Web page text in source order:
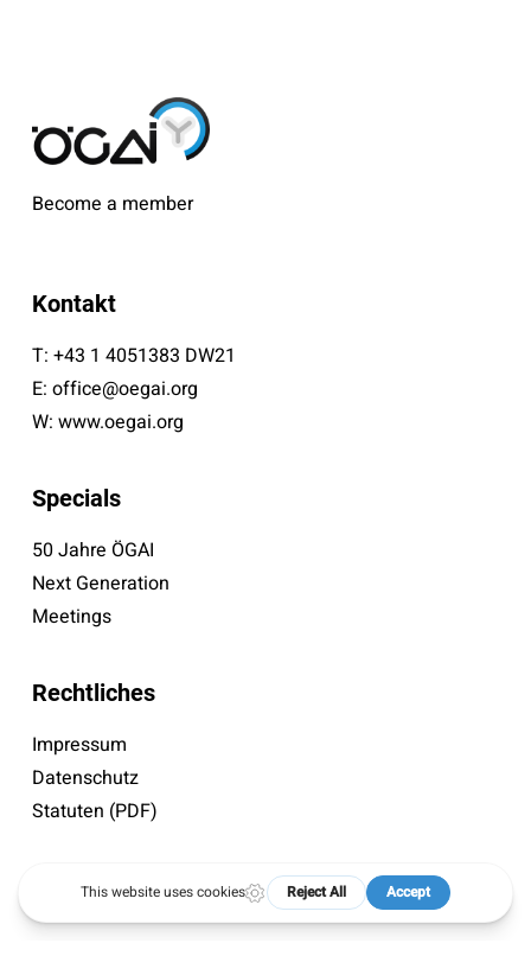
Become a member
Kontakt
T: +43 1 4051383 DW21
E: office@oegai.org
W: www.oegai.org
Specials
50 Jahre ÖGAI
Next Generation
Meetings
Rechtliches
Impressum
Datenschutz
Statuten (PDF)